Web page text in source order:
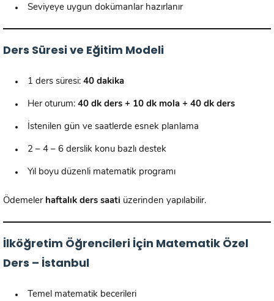
Seviyeye uygun dokümanlar hazırlanır
Ders Süresi ve Eğitim Modeli
1 ders süresi: 40 dakika
Her oturum: 40 dk ders + 10 dk mola + 40 dk ders
İstenilen gün ve saatlerde esnek planlama
2 – 4 – 6 derslik konu bazlı destek
Yıl boyu düzenli matematik programı
Ödemeler haftalık ders saati üzerinden yapılabilir.
İlköğretim Öğrencileri İçin Matematik Özel
Ders – İstanbul
Temel matematik becerileri